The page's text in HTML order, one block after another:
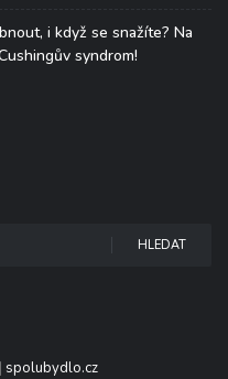
i když se snažíte? Na
syndrom!
HLEDAT
| spolubydlo.cz